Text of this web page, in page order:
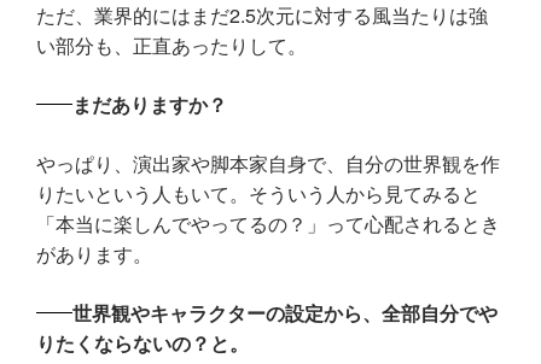
ただ、業界的にはまだ2.5次元に対する風当たりは強
い部分も、正直あったりして。
まだありますか？
やっぱり、演出家や脚本家自身で、自分の世界観を作
りたいという人もいて。そういう人から見てみると
「本当に楽しんでやってるの？」って心配されるとき
があります。
世界観やキャラクターの設定から、全部自分でや
りたくならないの？と。